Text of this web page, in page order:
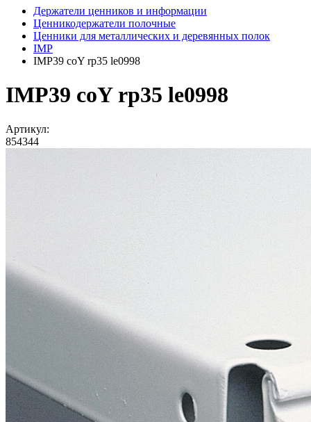
Держатели ценников и информации
Ценникодержатели полочные
Ценники для металлических и деревянных полок
IMP
IMP39 coY rp35 le0998
IMP39 coY rp35 le0998
Артикул:
854344